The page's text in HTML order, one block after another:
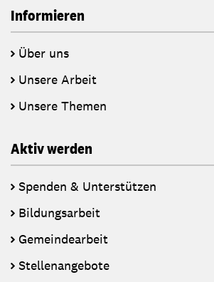
Informieren
Über uns
Unsere Arbeit
Unsere Themen
Aktiv werden
Spenden & Unterstützen
Bildungsarbeit
Gemeindearbeit
Stellenangebote